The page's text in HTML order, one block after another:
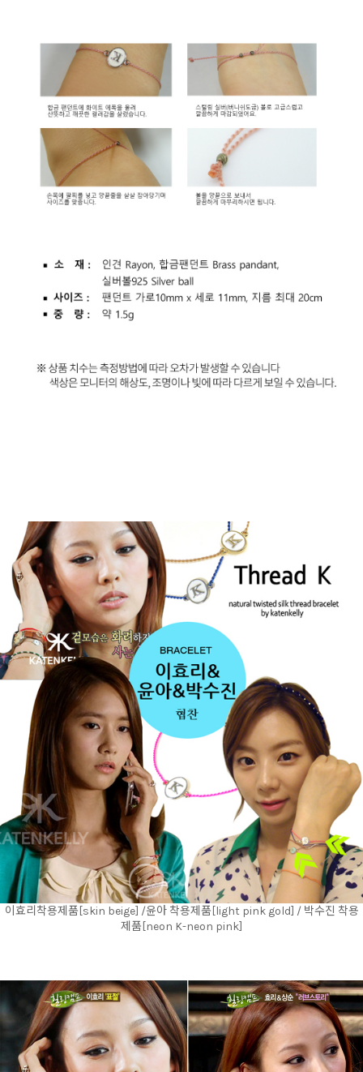
이효리착용제품[skin beige] /윤아 착용제품[light pink gold] / 박수진 착용
제품[neon K-neon pink]